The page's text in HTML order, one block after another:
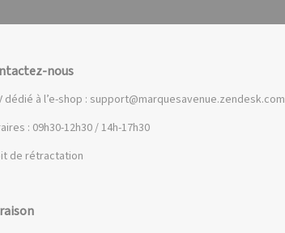
nous
dédié à l’e-shop : support@marquesavenue.zendesk.com
: 09h30-12h30 / 14h-17h30
de rétractation